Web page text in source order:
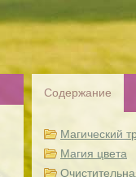
Содержание
Магический
Магия цвета